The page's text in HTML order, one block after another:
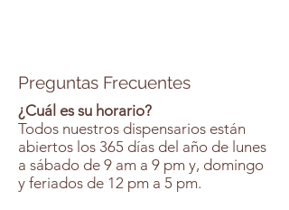
Preguntas Frecuentes
¿Cuál es su horario?
Todos nuestros dispensarios están
abiertos los 365 días del año de lunes
a sábado de 9 am a 9 pm y, domingo
y feriados de 12 pm a 5 pm.